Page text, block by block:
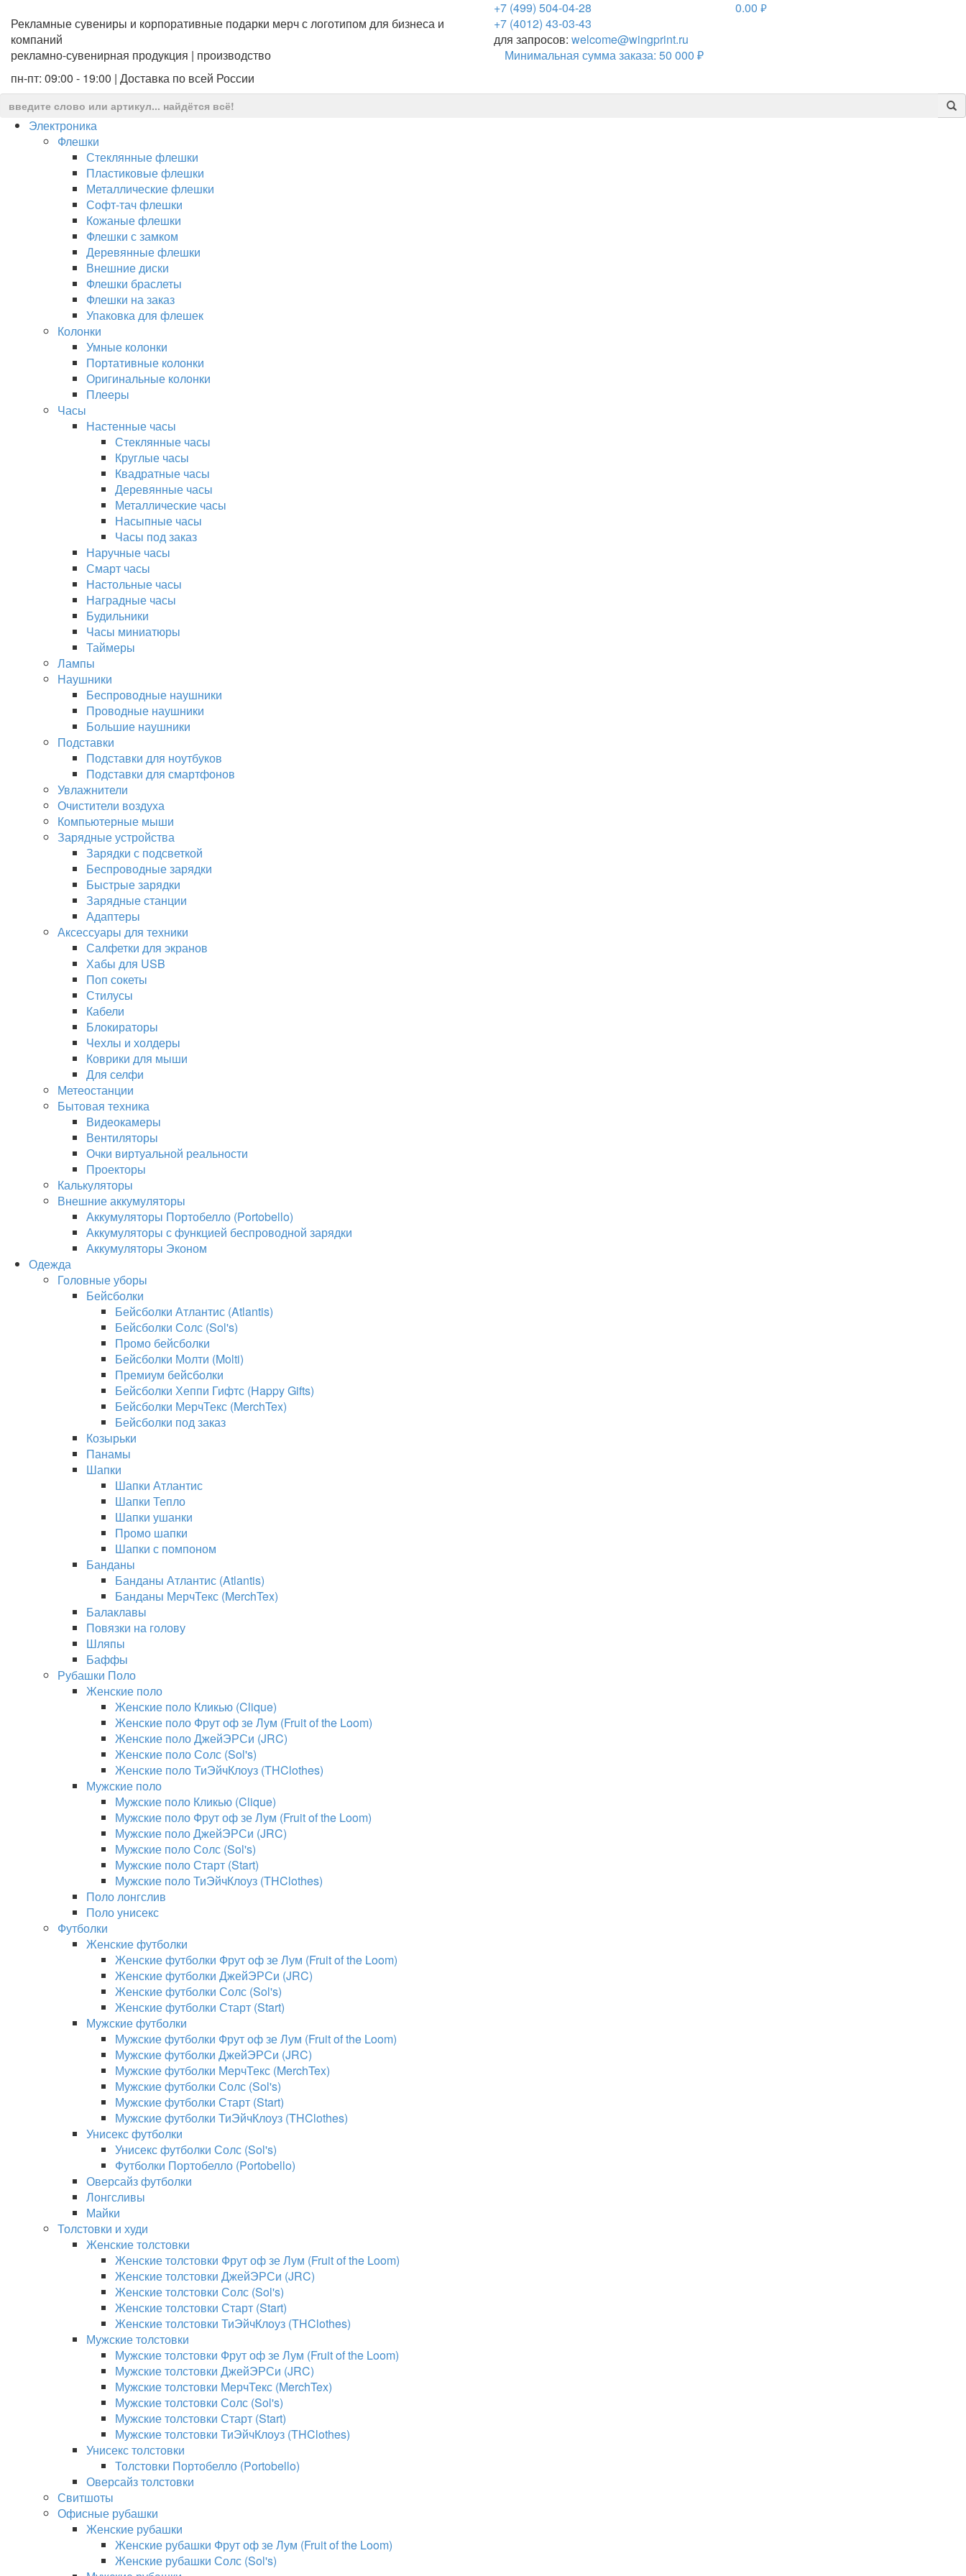
Рекламные сувениры и корпоративные подарки мерч с логотипом для бизнеса и
компаний
рекламно-сувенирная продукция | производство
пн-пт: 09:00 - 19:00 | Доставка по всей России
+7 (499) 504-04-28
+7 (4012) 43-03-43
для запросов: welcome@wingprint.ru
Минимальная сумма заказа: 50 000 ₽
0.00 руб.
Электроника
Флешки
Стеклянные флешки
Пластиковые флешки
Металлические флешки
Софт-тач флешки
Кожаные флешки
Флешки с замком
Деревянные флешки
Внешние диски
Флешки браслеты
Флешки на заказ
Упаковка для флешек
Колонки
Умные колонки
Портативные колонки
Оригинальные колонки
Плееры
Часы
Настенные часы
Стеклянные часы
Круглые часы
Квадратные часы
Деревянные часы
Металлические часы
Насыпные часы
Часы под заказ
Наручные часы
Смарт часы
Настольные часы
Наградные часы
Будильники
Часы миниатюры
Таймеры
Лампы
Наушники
Беспроводные наушники
Проводные наушники
Большие наушники
Подставки
Подставки для ноутбуков
Подставки для смартфонов
Увлажнители
Очистители воздуха
Компьютерные мыши
Зарядные устройства
Зарядки с подсветкой
Беспроводные зарядки
Быстрые зарядки
Зарядные станции
Адаптеры
Аксессуары для техники
Салфетки для экранов
Хабы для USB
Поп сокеты
Стилусы
Кабели
Блокираторы
Чехлы и холдеры
Коврики для мыши
Для селфи
Метеостанции
Бытовая техника
Видеокамеры
Вентиляторы
Очки виртуальной реальности
Проекторы
Калькуляторы
Внешние аккумуляторы
Аккумуляторы Портобелло (Portobello)
Аккумуляторы с функцией беспроводной зарядки
Аккумуляторы Эконом
Одежда
Головные уборы
Бейсболки
Бейсболки Атлантис (Atlantis)
Бейсболки Солс (Sol's)
Промо бейсболки
Бейсболки Молти (Molti)
Премиум бейсболки
Бейсболки Хеппи Гифтс (Happy Gifts)
Бейсболки МерчТекс (MerchTex)
Бейсболки под заказ
Козырьки
Панамы
Шапки
Шапки Атлантис
Шапки Тепло
Шапки ушанки
Промо шапки
Шапки с помпоном
Банданы
Банданы Атлантис (Atlantis)
Банданы МерчТекс (MerchTex)
Балаклавы
Повязки на голову
Шляпы
Баффы
Рубашки Поло
Женские поло
Женские поло Кликью (Clique)
Женские поло Фрут оф зе Лум (Fruit of the Loom)
Женские поло ДжейЭРСи (JRC)
Женские поло Солс (Sol's)
Женские поло ТиЭйчКлоуз (THClothes)
Мужские поло
Мужские поло Кликью (Clique)
Мужские поло Фрут оф зе Лум (Fruit of the Loom)
Мужские поло ДжейЭРСи (JRC)
Мужские поло Солс (Sol's)
Мужские поло Старт (Start)
Мужские поло ТиЭйчКлоуз (THClothes)
Поло лонгслив
Поло унисекс
Футболки
Женские футболки
Женские футболки Фрут оф зе Лум (Fruit of the Loom)
Женские футболки ДжейЭРСи (JRC)
Женские футболки Солс (Sol's)
Женские футболки Старт (Start)
Мужские футболки
Мужские футболки Фрут оф зе Лум (Fruit of the Loom)
Мужские футболки ДжейЭРСи (JRC)
Мужские футболки МерчТекс (MerchTex)
Мужские футболки Солс (Sol's)
Мужские футболки Старт (Start)
Мужские футболки ТиЭйчКлоуз (THClothes)
Унисекс футболки
Унисекс футболки Солс (Sol's)
Футболки Портобелло (Portobello)
Оверсайз футболки
Лонгсливы
Майки
Толстовки и худи
Женские толстовки
Женские толстовки Фрут оф зе Лум (Fruit of the Loom)
Женские толстовки ДжейЭРСи (JRC)
Женские толстовки Солс (Sol's)
Женские толстовки Старт (Start)
Женские толстовки ТиЭйчКлоуз (THClothes)
Мужские толстовки
Мужские толстовки Фрут оф зе Лум (Fruit of the Loom)
Мужские толстовки ДжейЭРСи (JRC)
Мужские толстовки МерчТекс (MerchTex)
Мужские толстовки Солс (Sol's)
Мужские толстовки Старт (Start)
Мужские толстовки ТиЭйчКлоуз (THClothes)
Унисекс толстовки
Толстовки Портобелло (Portobello)
Оверсайз толстовки
Свитшоты
Офисные рубашки
Женские рубашки
Женские рубашки Фрут оф зе Лум (Fruit of the Loom)
Женские рубашки Солс (Sol's)